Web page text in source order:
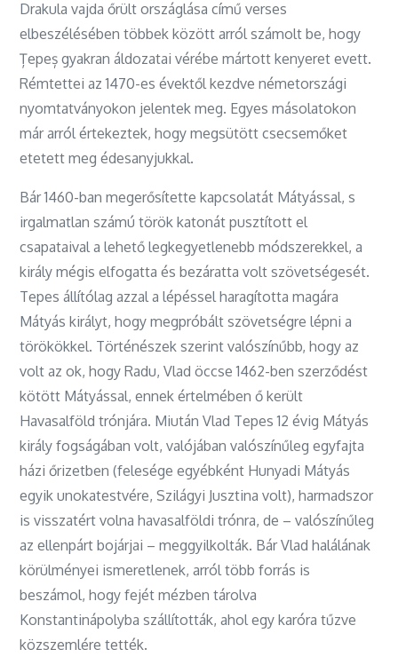
Drakula vajda őrült országlása című verses
elbeszélésében többek között arról számolt be, hogy
Țepeș gyakran áldozatai vérébe mártott kenyeret evett.
Rémtettei az 1470-es évektől kezdve németországi
nyomtatványokon jelentek meg. Egyes másolatokon
már arról értekeztek, hogy megsütött csecsemőket
etetett meg édesanyjukkal.
Bár 1460-ban megerősítette kapcsolatát Mátyással, s
irgalmatlan számú török katonát pusztított el
csapataival a lehető legkegyetlenebb módszerekkel, a
király mégis elfogatta és bezáratta volt szövetségesét.
Tepes állítólag azzal a lépéssel haragította magára
Mátyás királyt, hogy megpróbált szövetségre lépni a
törökökkel. Történészek szerint valószínűbb, hogy az
volt az ok, hogy Radu, Vlad öccse 1462-ben szerződést
kötött Mátyással, ennek értelmében ő került
Havasalföld trónjára. Miután Vlad Tepes 12 évig Mátyás
király fogságában volt, valójában valószínűleg egyfajta
házi őrizetben (felesége egyébként Hunyadi Mátyás
egyik unokatestvére, Szilágyi Jusztina volt), harmadszor
is visszatért volna havasalföldi trónra, de – valószínűleg
az ellenpárt bojárjai – meggyilkolták. Bár Vlad halálának
körülményei ismeretlenek, arról több forrás is
beszámol, hogy fejét mézben tárolva
Konstantinápolyba szállították, ahol egy karóra tűzve
közszemlére tették.